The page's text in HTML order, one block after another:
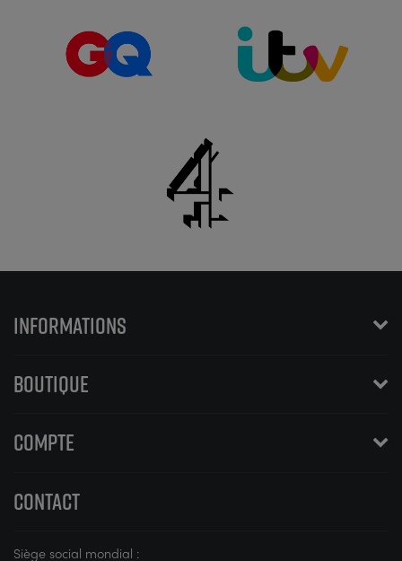
INFORMATIONS
BOUTIQUE
COMPTE
CONTACT
Siège social mondial :